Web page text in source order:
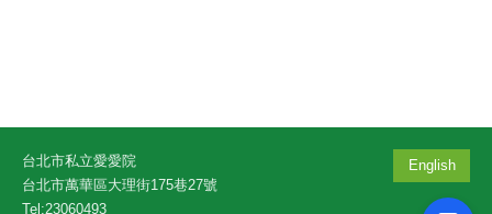
台北市私立愛愛院
台北市萬華區大理街175巷27號
Tel:23060493
English